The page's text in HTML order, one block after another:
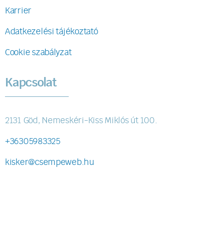
Karrier
Adatkezelési tájékoztató
Cookie szabályzat
Kapcsolat
2131 Göd, Nemeskéri-Kiss Miklós út 100.
+36305983325
kisker@csempeweb.hu